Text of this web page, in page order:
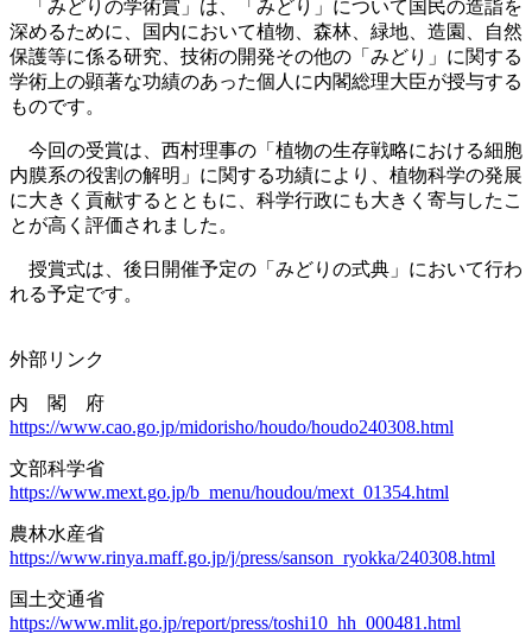
「みどりの学術賞」は、「みどり」について国民の造詣を
深めるために、国内において植物、森林、緑地、造園、自然
保護等に係る研究、技術の開発その他の「みどり」に関する
学術上の顕著な功績のあった個人に内閣総理大臣が授与する
ものです。
今回の受賞は、西村理事の「植物の生存戦略における細胞
内膜系の役割の解明」に関する功績により、植物科学の発展
に大きく貢献するとともに、科学行政にも大きく寄与したこ
とが高く評価されました。
授賞式は、後日開催予定の「みどりの式典」において行わ
れる予定です。
外部リンク
内 閣 府
https://www.cao.go.jp/midorisho/houdo/houdo240308.html
文部科学省
https://www.mext.go.jp/b_menu/houdou/mext_01354.html
農林水産省
https://www.rinya.maff.go.jp/j/press/sanson_ryokka/240308.html
国土交通省
https://www.mlit.go.jp/report/press/toshi10_hh_000481.html